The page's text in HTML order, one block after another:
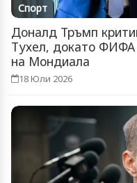
Спорт
Доналд Тръмп
Тухел, докато ФИФА
на Мондиала
18 Юли 2026